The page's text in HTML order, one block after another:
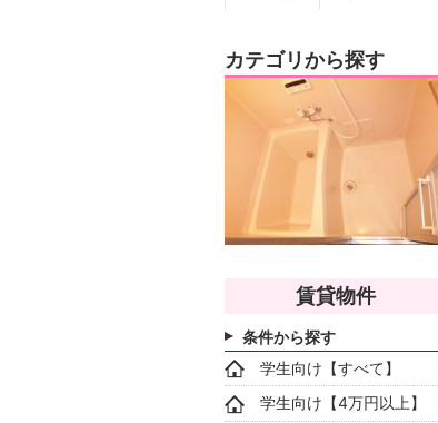
カテゴリから探す
賃貸物件
条件から探す
学生向け【すべて】
学生向け【4万円以上】